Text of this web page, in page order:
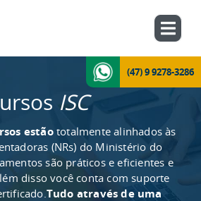
(47) 9 9278-3286
ISC
estãototalmente alinhados às
(NRs) do Ministério do
são práticos e eficientes e
disso você conta com suporte
Tudo através de uma